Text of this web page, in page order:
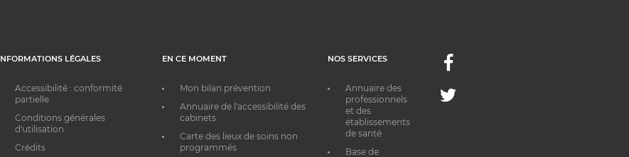
LÉGALES
Accessibilité : conformité
partielle
Conditions générales
d'utilisation
Crédits
EN CE MOMENT
Mon bilan prévention
Annuaire de l'accessibilité des
cabinets
Carte des lieux de soins non
programmés
NOS SERVICES
Annuaire des
professionnels
et des
établissements
de santé
Base de
Facebook
Twitter